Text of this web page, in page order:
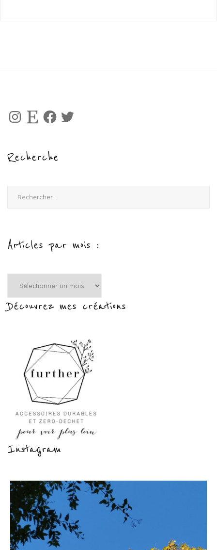
Instagram
Etsy Facebook
Twitter
Recherche
Articles par mois :
:Découvrez mes créations
Instagram